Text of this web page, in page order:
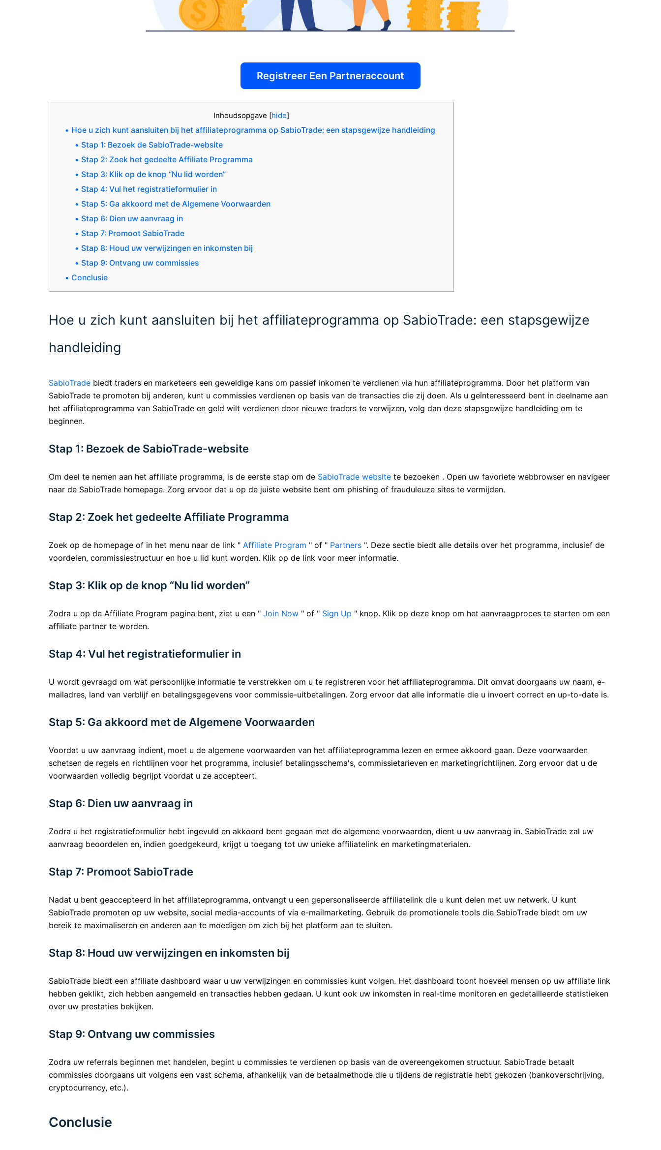
Registreer Een Partneraccount
Inhoudsopgave [hide]
Hoe u zich kunt aansluiten bij het affiliateprogramma op SabioTrade: een stapsgewijze handleiding
Stap 1: Bezoek de SabioTrade-website
Stap 2: Zoek het gedeelte Affiliate Programma
Stap 3: Klik op de knop “Nu lid worden”
Stap 4: Vul het registratieformulier in
Stap 5: Ga akkoord met de Algemene Voorwaarden
Stap 6: Dien uw aanvraag in
Stap 7: Promoot SabioTrade
Stap 8: Houd uw verwijzingen en inkomsten bij
Stap 9: Ontvang uw commissies
Conclusie
Hoe u zich kunt aansluiten bij het affiliateprogramma op SabioTrade: een stapsgewijze
handleiding
SabioTrade biedt traders en marketeers een geweldige kans om passief inkomen te verdienen via hun affiliateprogramma. Door het platform van
SabioTrade te promoten bij anderen, kunt u commissies verdienen op basis van de transacties die zij doen. Als u geïnteresseerd bent in deelname aan
het affiliateprogramma van SabioTrade en geld wilt verdienen door nieuwe traders te verwijzen, volg dan deze stapsgewijze handleiding om te
beginnen.
Stap 1: Bezoek de SabioTrade-website
Om deel te nemen aan het affiliate programma, is de eerste stap om de SabioTrade website te bezoeken . Open uw favoriete webbrowser en navigeer
naar de SabioTrade homepage. Zorg ervoor dat u op de juiste website bent om phishing of frauduleuze sites te vermijden.
Stap 2: Zoek het gedeelte Affiliate Programma
Zoek op de homepage of in het menu naar de link " Affiliate Program " of " Partners ". Deze sectie biedt alle details over het programma, inclusief de
voordelen, commissiestructuur en hoe u lid kunt worden. Klik op de link voor meer informatie.
Stap 3: Klik op de knop “Nu lid worden”
Zodra u op de Affiliate Program pagina bent, ziet u een " Join Now " of " Sign Up " knop. Klik op deze knop om het aanvraagproces te starten om een ​​
affiliate partner te worden.
Stap 4: Vul het registratieformulier in
U wordt gevraagd om wat persoonlijke informatie te verstrekken om u te registreren voor het affiliateprogramma. Dit omvat doorgaans uw naam, e-
mailadres, land van verblijf en betalingsgegevens voor commissie-uitbetalingen. Zorg ervoor dat alle informatie die u invoert correct en up-to-date is.
Stap 5: Ga akkoord met de Algemene Voorwaarden
Voordat u uw aanvraag indient, moet u de algemene voorwaarden van het affiliateprogramma lezen en ermee akkoord gaan. Deze voorwaarden
schetsen de regels en richtlijnen voor het programma, inclusief betalingsschema's, commissietarieven en marketingrichtlijnen. Zorg ervoor dat u de
voorwaarden volledig begrijpt voordat u ze accepteert.
Stap 6: Dien uw aanvraag in
Zodra u het registratieformulier hebt ingevuld en akkoord bent gegaan met de algemene voorwaarden, dient u uw aanvraag in. SabioTrade zal uw
aanvraag beoordelen en, indien goedgekeurd, krijgt u toegang tot uw unieke affiliatelink en marketingmaterialen.
Stap 7: Promoot SabioTrade
Nadat u bent geaccepteerd in het affiliateprogramma, ontvangt u een gepersonaliseerde affiliatelink die u kunt delen met uw netwerk. U kunt
SabioTrade promoten op uw website, social media-accounts of via e-mailmarketing. Gebruik de promotionele tools die SabioTrade biedt om uw
bereik te maximaliseren en anderen aan te moedigen om zich bij het platform aan te sluiten.
Stap 8: Houd uw verwijzingen en inkomsten bij
SabioTrade biedt een affiliate dashboard waar u uw verwijzingen en commissies kunt volgen. Het dashboard toont hoeveel mensen op uw affiliate link
hebben geklikt, zich hebben aangemeld en transacties hebben gedaan. U kunt ook uw inkomsten in real-time monitoren en gedetailleerde statistieken
over uw prestaties bekijken.
Stap 9: Ontvang uw commissies
Zodra uw referrals beginnen met handelen, begint u commissies te verdienen op basis van de overeengekomen structuur. SabioTrade betaalt
commissies doorgaans uit volgens een vast schema, afhankelijk van de betaalmethode die u tijdens de registratie hebt gekozen (bankoverschrijving,
cryptocurrency, etc.).
Conclusie